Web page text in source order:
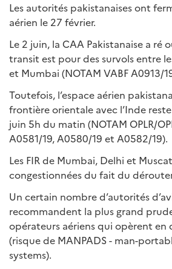
Les autorités pakistanaises ont
aérien le 27 février.
Le 2 juin, la CAA Pakistanaise a ré
transit est pour des survols entre
et Mumbai (NOTAM VABF A0913/
Toutefois, l’espace aérien
frontière orientale avec l’Inde reste
juin 5h du matin (NOTAM OPLR/
A0581/19, A0580/19 et A0582/19).
Les FIR de Mumbai, Delhi et
congestionnées du fait du
Un certain nombre d’autorités
recommandent la plus grand
opérateurs aériens qui opèrent en
(risque de MANPADS - man-
systems).